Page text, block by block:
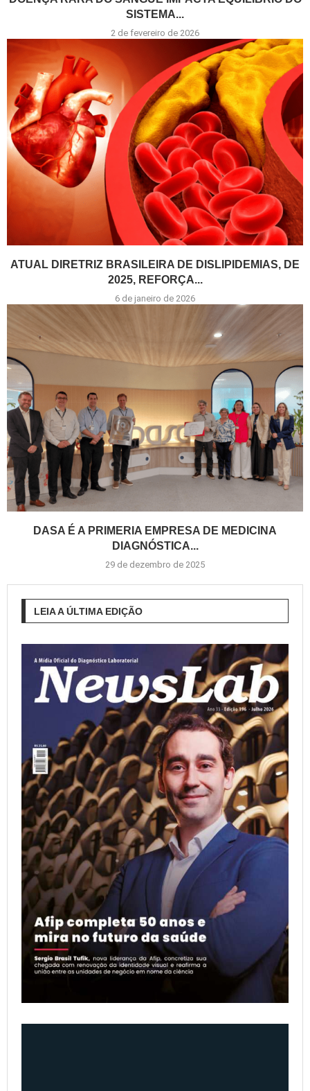
SISTEMA...
2 de fevereiro de 2026
ATUAL DIRETRIZ BRASILEIRA DE DISLIPIDEMIAS, DE
2025, REFORÇA...
6 de janeiro de 2026
DASA É A PRIMERIA EMPRESA DE MEDICINA
DIAGNÓSTICA...
29 de dezembro de 2025
LEIA A ÚLTIMA EDIÇÃO